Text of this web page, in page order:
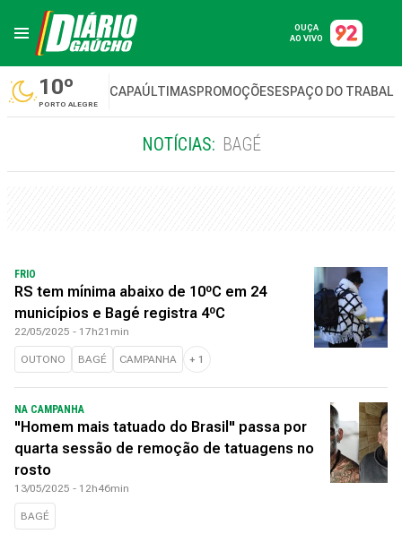
OUÇA
AO VIVO
10º
PORTO ALEGRE
CAPAÚLTIMASPROMOÇÕESESPAÇO DO
NOTÍCIAS: BAGÉ
FRIO
RS tem mínima abaixo de 10ºC em 24
municípios e Bagé registra 4ºC
22/05/2025 - 17h21min
OUTONO BAGÉ CAMPANHA + 1
NA CAMPANHA
"Homem mais tatuado do Brasil" passa por
quarta sessão de remoção de tatuagens no
rosto
13/05/2025 - 12h46min
BAGÉ